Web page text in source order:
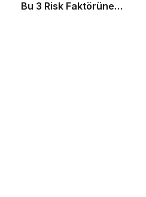
Bu 3 Risk Faktörüne